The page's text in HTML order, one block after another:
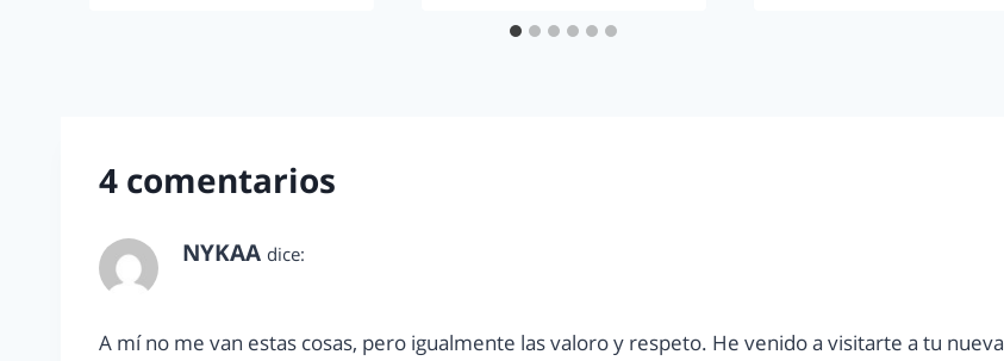
4 comentarios
NYKAA dice:
A mí no me van estas cosas, pero igualmente las valoro y respeto. He venido a visitarte a tu nueva